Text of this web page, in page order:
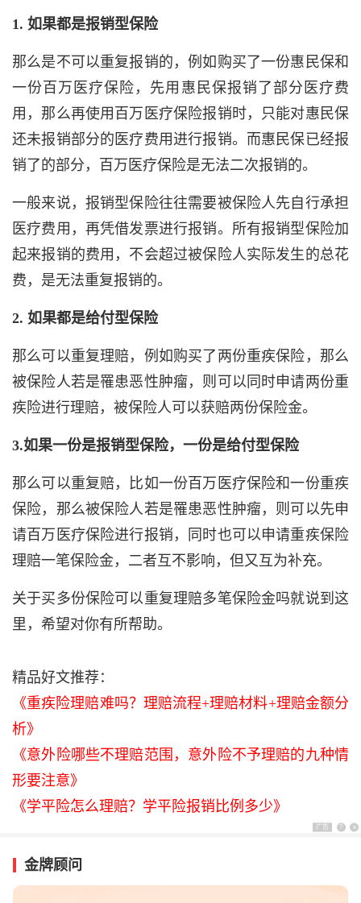
1. 如果都是报销型保险
那么是不可以重复报销的，例如购买了一份惠民保和
一份百万医疗保险，先用惠民保报销了部分医疗费
用，那么再使用百万医疗保险报销时，只能对惠民保
还未报销部分的医疗费用进行报销。而惠民保已经报
销了的部分，百万医疗保险是无法二次报销的。
一般来说，报销型保险往往需要被保险人先自行承担
医疗费用，再凭借发票进行报销。所有报销型保险加
起来报销的费用，不会超过被保险人实际发生的总花
费，是无法重复报销的。
2. 如果都是给付型保险
那么可以重复理赔，例如购买了两份重疾保险，那么
被保险人若是罹患恶性肿瘤，则可以同时申请两份重
疾险进行理赔，被保险人可以获赔两份保险金。
3.如果一份是报销型保险，一份是给付型保险
那么可以重复赔，比如一份百万医疗保险和一份重疾
保险，那么被保险人若是罹患恶性肿瘤，则可以先申
请百万医疗保险进行报销，同时也可以申请重疾保险
理赔一笔保险金，二者互不影响，但又互为补充。
关于买多份保险可以重复理赔多笔保险金吗就说到这
里，希望对你有所帮助。
广告 ? x
精品好文推荐：
《重疾险理赔难吗？理赔流程+理赔材料+理赔金额分
析》
《意外险哪些不理赔范围，意外险不予理赔的九种情
形要注意》
《学平险怎么理赔？学平险报销比例多少》
金牌顾问